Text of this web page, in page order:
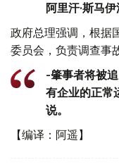
阿里汗·斯马伊
政府总理强调，根据
委员会，负责调查事
-肇事者将被
有企业的正常
说。
【编译：阿遥】